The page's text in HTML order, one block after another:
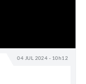
04 JUL 2024 - 10h12